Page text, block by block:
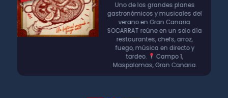
Uno de los grandes planes
gastronómicos y musicales del
verano en Gran Canaria.
SOCARRAT reúne en un solo día
restaurantes, chefs, arroz,
fuego, música en directo y
tardeo.
Campo 1,
Maspalomas, Gran Canaria.